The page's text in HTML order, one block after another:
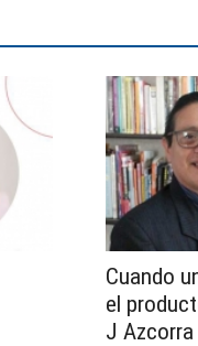
Cuando
el
J Azcorra